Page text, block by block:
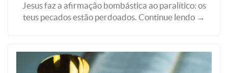
Jesus faz a afirmação bombástica ao paralítico: os
teus pecados estão perdoados. Continue lendo →